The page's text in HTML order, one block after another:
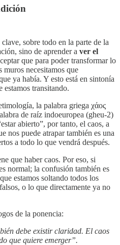
sobre todo en la parte de la
sino de aprender a ver el
que para poder transformar lo
necesitamos que
ya había. Y esto está en sintonía
estamos transitando.
la palabra griega χάος
de raíz indoeuropea (gheu-2)
abierto”, por tanto, el caos, a
nos puede atrapar también es una
a todo lo que vendrá después.
que haber caos. Por eso, si
normal; la confusión también es
estamos soltando todos los
o lo que directamente ya no
de la ponencia:
debe existir claridad. El caos
que quiere emerger”.